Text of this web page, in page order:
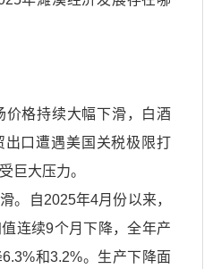
价格持续大幅下滑，白酒
出口遭遇美国关税极限打
巨大压力。
。自2025年4月份以来，
连续9个月下降，全年产
和3.2%。生产下降面